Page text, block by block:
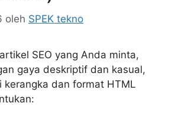
oleh SPEK tekno
SEO yang Anda minta,
gaya deskriptif dan kasual,
kerangka dan format HTML